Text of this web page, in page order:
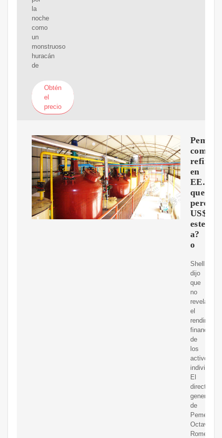
la
noche
como
un
monstruoso
huracán
de
Obtén
el
precio
Pemex
compra
en
EE.UU.
que
perdió
este
a?
o
Shell
dijo
que
no
revela
el
financiero
de
los
activos
El
director
general
de
Pemex,
Octavio
Romero,